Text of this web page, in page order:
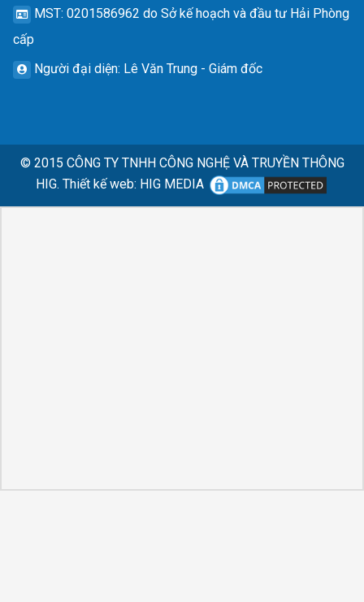
MST: 0201586962 do Sở kế hoạch và đầu tư Hải Phòng
cấp
Người đại diện: Lê Văn Trung - Giám đốc
© 2015 CÔNG TY TNHH CÔNG NGHỆ VÀ TRUYỀN THÔNG
HIG. Thiết kế web: HIG MEDIA